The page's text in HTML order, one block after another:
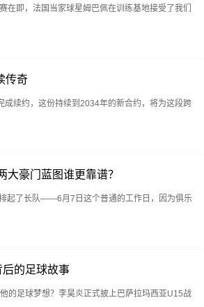
在即，法国当家球星姆巴佩在训练基地接受了我们
传奇
续约，这份持续到2034年的新合约，将为这段跨
豪门蓝图谁更靠谱？
起了长队——6月7日这个普通的工作日，因为俱乐
的足球故事
的足球梦想？李昊炎正式披上巴萨拉玛西亚U15战